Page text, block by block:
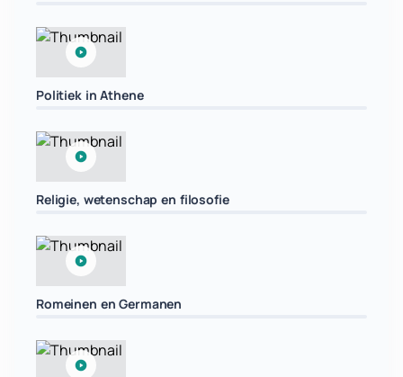
Politiek in Athene
Religie, wetenschap en filosofie
Romeinen en Germanen